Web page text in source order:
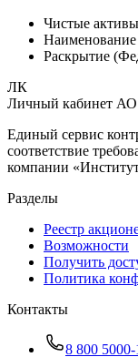
Чистые
Раскрытие
ЛК
Личный кабинет АО
Единый сервис
соответствие
компании «
Разделы
Реестр
Возможности
Получить
Политика
Контакты
8 800 5000-